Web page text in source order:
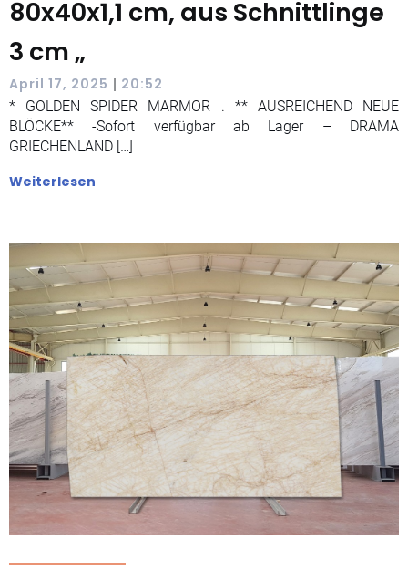
80x40x1,1 cm, aus Schnittlinge
3 cm „
April 17, 2025 | 20:52
* GOLDEN SPIDER MARMOR . ** AUSREICHEND NEUE
BLÖCKE** -Sofort verfügbar ab Lager – DRAMA
GRIECHENLAND […]
Weiterlesen